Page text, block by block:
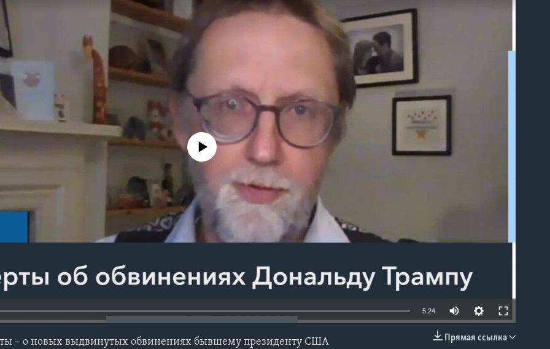
No media source currently available
5:24
Прямая ссылка
– о новых выдвинутых обвинениях бывшему президенту США